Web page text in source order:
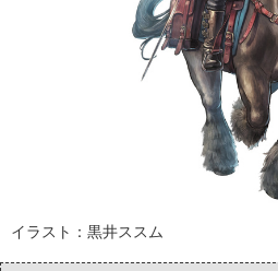
イラスト：黒井ススム